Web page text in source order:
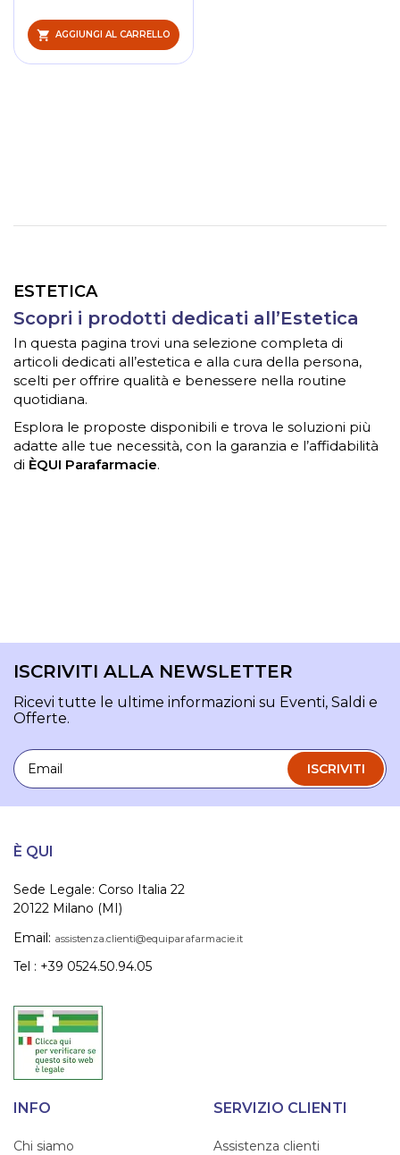
AGGIUNGI AL CARRELLO
ESTETICA
Scopri i prodotti dedicati all’Estetica
In questa pagina trovi una selezione completa di
articoli dedicati all’estetica e alla cura della persona,
scelti per offrire qualità e benessere nella routine
quotidiana.
Esplora le proposte disponibili e trova le soluzioni più
adatte alle tue necessità, con la garanzia e l’affidabilità
di ÈQUI Parafarmacie.
ISCRIVITI ALLA NEWSLETTER
Ricevi tutte le ultime informazioni su Eventi, Saldi e
Offerte.
Email
ISCRIVITI
È QUI
Sede Legale: Corso Italia 22
20122 Milano (MI)
Email: assistenza.clienti@equiparafarmacie.it
Tel : +39 0524.50.94.05
INFO
Chi siamo
SERVIZIO CLIENTI
Assistenza clienti